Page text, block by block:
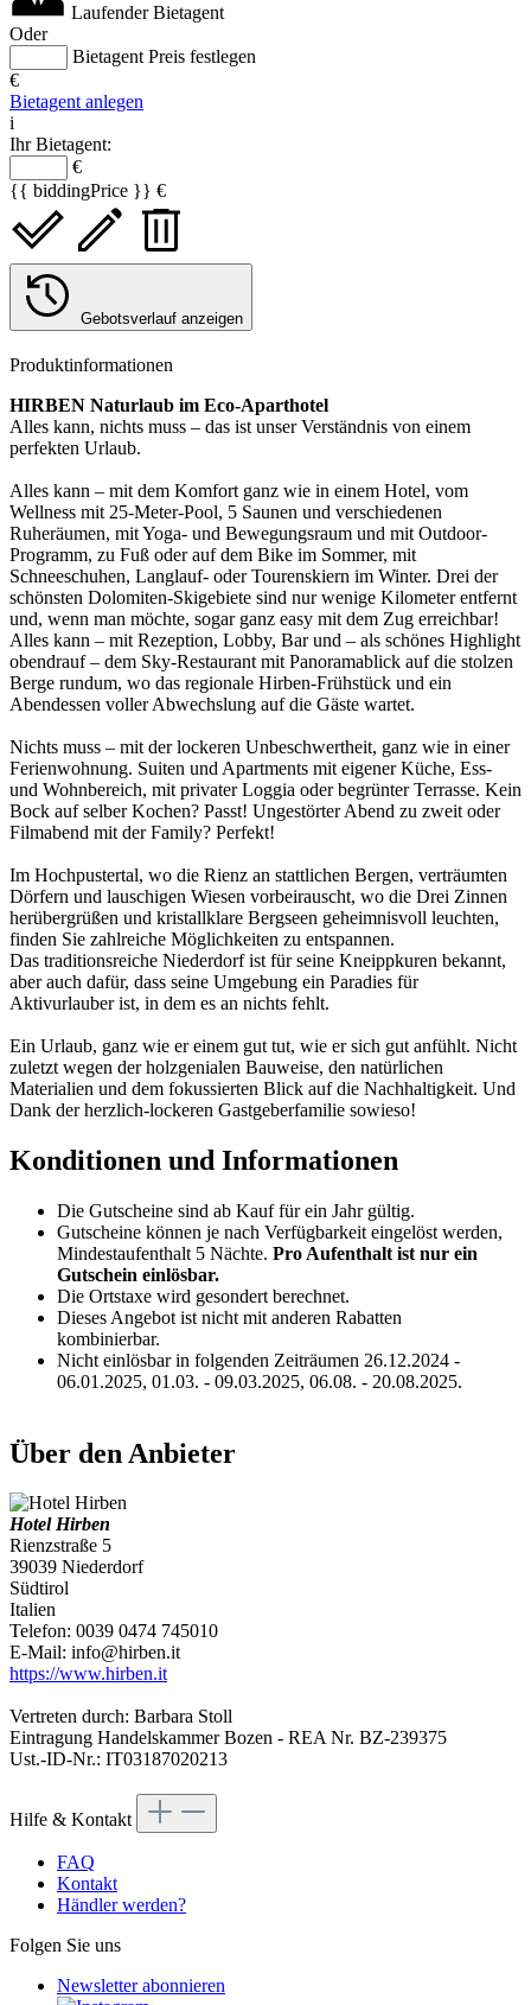
Laufender Bietagent
Oder
Bietagent Preis festlegen
€
Bietagent anlegen
i
Ihr Bietagent:
€
{{ biddingPrice }} €
Gebotsverlauf anzeigen
Produktinformationen
HIRBEN Naturlaub im Eco-Aparthotel
Alles kann, nichts muss – das ist unser Verständnis von einem
perfekten Urlaub.
Alles kann – mit dem Komfort ganz wie in einem Hotel, vom
Wellness mit 25-Meter-Pool, 5 Saunen und verschiedenen
Ruheräumen, mit Yoga- und Bewegungsraum und mit Outdoor-
Programm, zu Fuß oder auf dem Bike im Sommer, mit
Schneeschuhen, Langlauf- oder Tourenskiern im Winter. Drei der
schönsten Dolomiten-Skigebiete sind nur wenige Kilometer entfernt
und, wenn man möchte, sogar ganz easy mit dem Zug erreichbar!
Alles kann – mit Rezeption, Lobby, Bar und – als schönes Highlight
obendrauf – dem Sky-Restaurant mit Panoramablick auf die stolzen
Berge rundum, wo das regionale Hirben-Frühstück und ein
Abendessen voller Abwechslung auf die Gäste wartet.
Nichts muss – mit der lockeren Unbeschwertheit, ganz wie in einer
Ferienwohnung. Suiten und Apartments mit eigener Küche, Ess-
und Wohnbereich, mit privater Loggia oder begrünter Terrasse. Kein
Bock auf selber Kochen? Passt! Ungestörter Abend zu zweit oder
Filmabend mit der Family? Perfekt!
Im Hochpustertal, wo die Rienz an stattlichen Bergen, verträumten
Dörfern und lauschigen Wiesen vorbeirauscht, wo die Drei Zinnen
herübergrüßen und kristallklare Bergseen geheimnisvoll leuchten,
finden Sie zahlreiche Möglichkeiten zu entspannen.
Das traditionsreiche Niederdorf ist für seine Kneippkuren bekannt,
aber auch dafür, dass seine Umgebung ein Paradies für
Aktivurlauber ist, in dem es an nichts fehlt.
Ein Urlaub, ganz wie er einem gut tut, wie er sich gut anfühlt. Nicht
zuletzt wegen der holzgenialen Bauweise, den natürlichen
Materialien und dem fokussierten Blick auf die Nachhaltigkeit. Und
Dank der herzlich-lockeren Gastgeberfamilie sowieso!
Konditionen und Informationen
Die Gutscheine sind ab Kauf für ein Jahr gültig.
Gutscheine können je nach Verfügbarkeit eingelöst werden,
Mindestaufenthalt 5 Nächte. Pro Aufenthalt ist nur ein
Gutschein einlösbar.
Die Ortstaxe wird gesondert berechnet.
Dieses Angebot ist nicht mit anderen Rabatten
kombinierbar.
Nicht einlösbar in folgenden Zeiträumen 26.12.2024 -
06.01.2025, 01.03. - 09.03.2025, 06.08. - 20.08.2025.
Über den Anbieter
Hotel Hirben
Rienzstraße 5
39039 Niederdorf
Südtirol
Italien
Telefon: 0039 0474 745010
E-Mail: info@hirben.it
https://www.hirben.it
Vertreten durch: Barbara Stoll
Eintragung Handelskammer Bozen - REA Nr. BZ-239375
Ust.-ID-Nr.: IT03187020213
Hilfe & Kontakt
FAQ
Kontakt
Händler werden?
Folgen Sie uns
Newsletter abonnieren